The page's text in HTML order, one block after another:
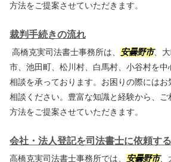
方法をご提案させていただきます。
裁判手続きの流れ
高橋克実司法書士事務所は、 安曇野市、
市、池田町、松川村、白馬村、小谷村を
相談を承っております。お困りの際には
相談ください。豊富な知識と経験から、
方法をご提案させていただきます。
会社・法人登記を司法書士に依頼す
高橋克実司法書士事務所では、 安曇野市、